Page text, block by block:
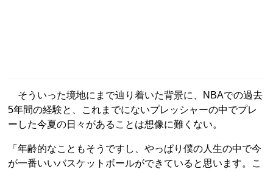
そういった境地にまで辿り着いた背景に、NBAでの過去
5年間の経験と、これまでにないプレッシャーの中でプレ
ーした今夏の日々があることは想像に難くない。
「年齢的なこともそうですし、やっぱり僕の人生の中で今
が一番いいバスケットボールができていると思います。こ